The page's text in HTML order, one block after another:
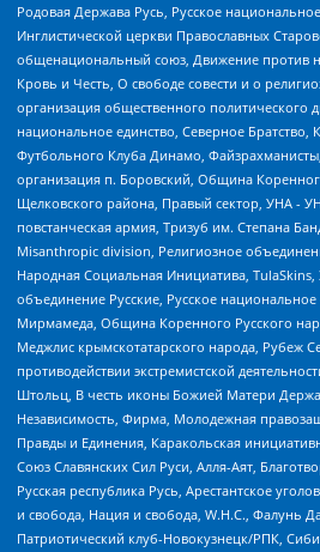
Родовая Держава Русь, Русское
Инглистической церкви Православных
общенациональный союз, Движение против
Кровь и Честь, О свободе совести и о
организация общественного политического
национальное единство, Северное Братство,
Футбольного Клуба Динамо,
организация п. Боровский, Община
Щелковского района, Правый сектор, УНА -
повстанческая армия, Тризуб им. Степана
Misanthropic division, Религиозное
Народная Социальная Инициатива, TulaSkins,
объединение Русские, Русское
Мирмамеда, Община Коренного Русского
Меджлис крымскотатарского народа, Рубеж
противодействии экстремистской
Штольц, В честь иконы Божией Матери
Независимость, Фирма, Молодежная
Правды и Единения, Каракольская
Союз Славянских Сил Руси, Алля-Аят,
Русская республика Русь, Арестантское
и свобода, Нация и свобода, W.H.С., Фалунь
Патриотический клуб-Новокузнецк/РПК,